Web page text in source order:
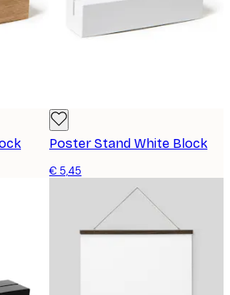
Poster Stand White Block
€ 5,45